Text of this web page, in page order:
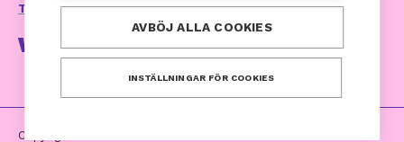
Tillgänglighetsrespons (kommunforbundet.fi)
Webbtjänst
Copyright 2024
AVBÖJ ALLA COOKIES
INSTÄLLNINGAR FÖR COOKIES